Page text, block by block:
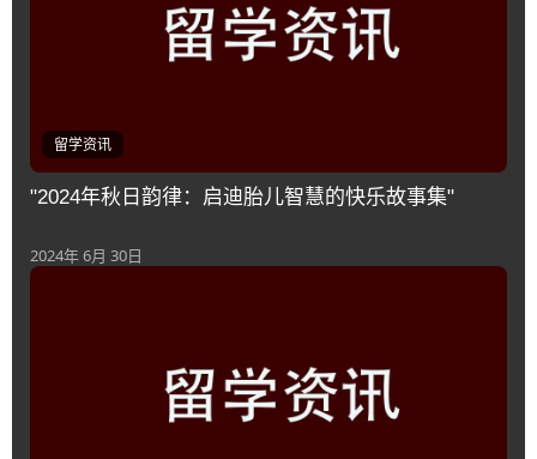
留学资讯
"2024年秋日韵律：启迪胎儿智慧的快乐故事集"
2024年 6月 30日